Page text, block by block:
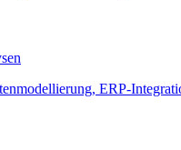
ERP-